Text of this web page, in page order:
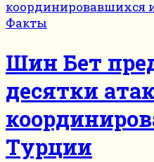
Факты
Шин Бет
десятки
Турции